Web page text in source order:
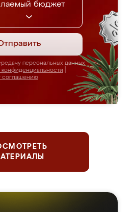
бюджет
персональных данных
конфиденциальности
соглашению